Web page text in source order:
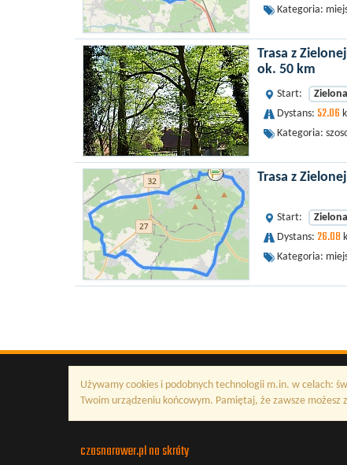
Kategoria:
Trasa z
ok. 50 km
Start:
Dystans: 52.06
Kategoria:
Trasa z
Start:
Dystans: 26.08
Kategoria:
Używamy cookies i podobnych technologii m.in. w celach:
Twoim urządzeniu końcowym. Pamiętaj, że zawsze możesz
czasnarower.pl na skróty